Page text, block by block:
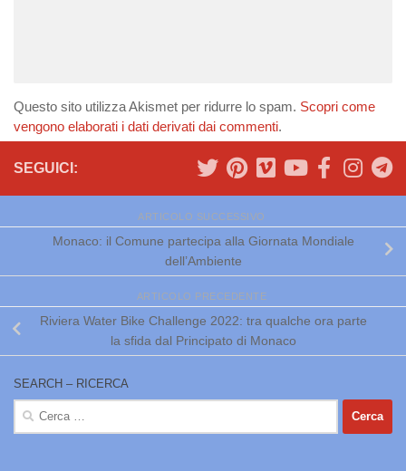
Questo sito utilizza Akismet per ridurre lo spam. Scopri come
vengono elaborati i dati derivati dai commenti.
SEGUICI:
ARTICOLO SUCCESSIVO
Monaco: il Comune partecipa alla Giornata Mondiale
dell’Ambiente
ARTICOLO PRECEDENTE
Riviera Water Bike Challenge 2022: tra qualche ora parte
la sfida dal Principato di Monaco
SEARCH – RICERCA
Ricerca